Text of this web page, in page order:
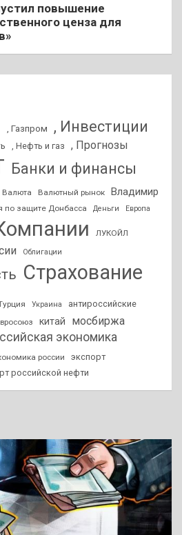
повышение
ценза для
, Газпром , Инвестиции
, Нефть и газ , Прогнозы
Банки и финансы
Валюта Валютный рынок
Владимир
по защите Донбасса Деньги Европа
ЛУКОЙЛ
Облигации
Страхование
Украина
антироссийские
китай
мосбиржа
экономика
россии
экспорт
российской нефти